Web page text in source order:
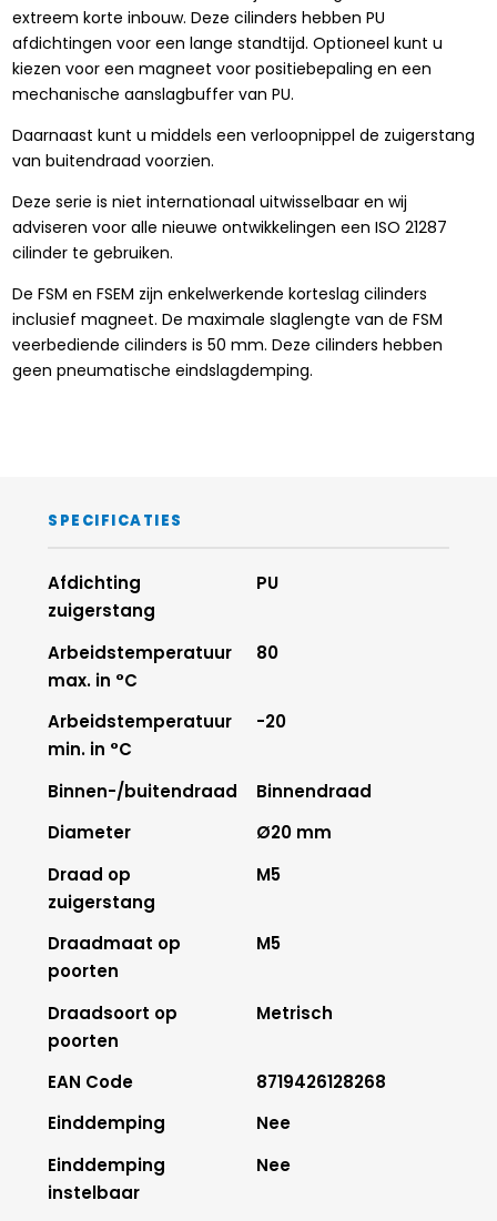
extreem korte inbouw. Deze cilinders hebben PU
afdichtingen voor een lange standtijd. Optioneel kunt u
kiezen voor een magneet voor positiebepaling en een
mechanische aanslagbuffer van PU.
Daarnaast kunt u middels een verloopnippel de zuigerstang
van buitendraad voorzien.
Deze serie is niet internationaal uitwisselbaar en wij
adviseren voor alle nieuwe ontwikkelingen een ISO 21287
cilinder te gebruiken.
De FSM en FSEM zijn enkelwerkende korteslag cilinders
inclusief magneet. De maximale slaglengte van de FSM
veerbediende cilinders is 50 mm. Deze cilinders hebben
geen pneumatische eindslagdemping.
SPECIFICATIES
Afdichting
zuigerstang
PU
Arbeidstemperatuur
max. in °C
80
Arbeidstemperatuur
min. in °C
-20
Binnen-/buitendraad
Binnendraad
Diameter
Ø20 mm
Draad op
zuigerstang
M5
Draadmaat op
poorten
M5
Draadsoort op
poorten
Metrisch
EAN Code
8719426128268
Einddemping
Nee
Einddemping
instelbaar
Nee